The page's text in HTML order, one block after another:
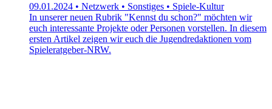
09.01.2024 • Netzwerk • Sonstiges • Spiele-Kultur
In unserer neuen Rubrik "Kennst du schon?" möchten wir
euch interessante Projekte oder Personen vorstellen. In diesem
ersten Artikel zeigen wir euch die Jugendredaktionen vom
Spieleratgeber-NRW.